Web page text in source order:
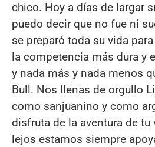
chico. Hoy a días de largar
puedo decir que no fue ni
se preparó toda su vida
la competencia más dura y
y nada más y nada menos
Bull. Nos llenas de orgullo
como sanjuanino y como
disfruta de la aventura de tu
lejos estamos siempre